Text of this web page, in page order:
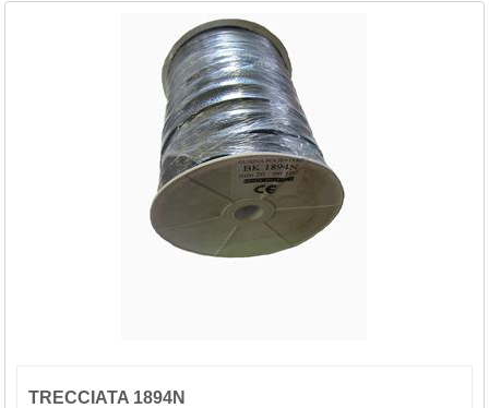
TRECCIATA 1894N